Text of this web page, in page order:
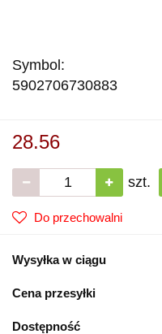
Symbol:
5902706730883
28.56
szt.
Do przechowalni
Wysyłka w ciągu
Cena przesyłki
Dostępność